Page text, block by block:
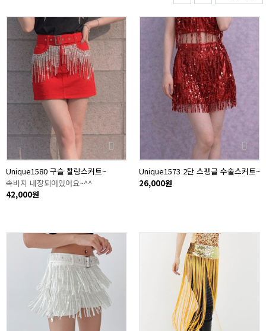
Unique1580 구슬 찰랑스커트~
속바지 내장되어있어요~^^
42,000원
Unique1573 2단 스팽글 수술스커트~
26,000원